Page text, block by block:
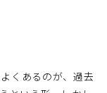
くあるのが、過去